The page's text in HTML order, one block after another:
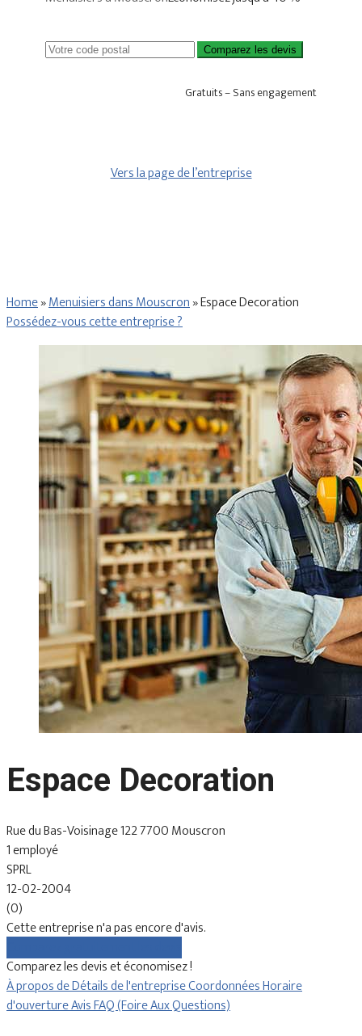
Comparez les devis
Gratuits – Sans engagement
Vers la page de l’entreprise
Home»Menuisiers dans Mouscron»Espace Decoration
Possédez-vous cette entreprise ?
Espace Decoration
Rue du Bas-Voisinage 122 7700 Mouscron
1 employé
SPRL
12-02-2004
(0)
Cette entreprise n'a pas encore d'avis.
Comparez les devis et économisez !
À propos deDétails de l'entrepriseCoordonnéesHoraire
d'ouvertureAvisFAQ (Foire Aux Questions)